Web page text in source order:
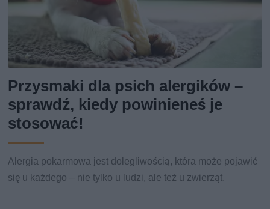
Przysmaki dla psich alergików –
sprawdź, kiedy powinieneś je
stosować!
Alergia pokarmowa jest dolegliwością, która może pojawić
się u każdego – nie tylko u ludzi, ale też u zwierząt.